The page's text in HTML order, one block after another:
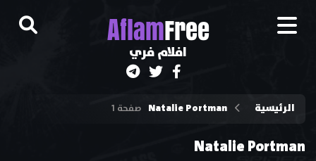
AflamFree
افلام فري
الرئيسية Natalie Portman صفحة 1
Natalie Portman